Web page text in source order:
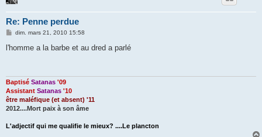
Re: Penne perdue
M
s
dim. mars 21, 2010 15:58
l'homme a la barbe et au dred a parlé
Baptisé Satanas '09
Assistant Satanas '10
être maléfique (et absent) '11
2012....Mort paix à son âme
L'adjectif qui me qualifie le mieux? ....Le plancton